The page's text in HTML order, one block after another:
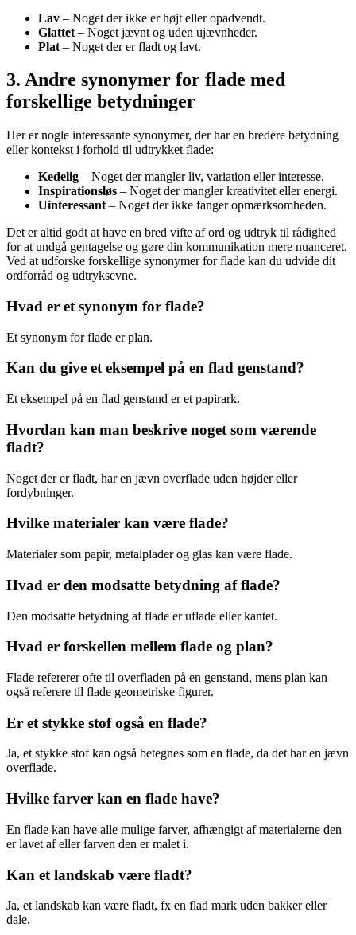
Lav – Noget der ikke er højt eller opadvendt.
Glattet – Noget jævnt og uden ujævnheder.
Plat – Noget der er fladt og lavt.
3. Andre synonymer for flade med
forskellige betydninger
Her er nogle interessante synonymer, der har en bredere betydning
eller kontekst i forhold til udtrykket flade:
Kedelig – Noget der mangler liv, variation eller interesse.
Inspirationsløs – Noget der mangler kreativitet eller energi.
Uinteressant – Noget der ikke fanger opmærksomheden.
Det er altid godt at have en bred vifte af ord og udtryk til rådighed
for at undgå gentagelse og gøre din kommunikation mere nuanceret.
Ved at udforske forskellige synonymer for flade kan du udvide dit
ordforråd og udtryksevne.
Hvad er et synonym for flade?
Et synonym for flade er plan.
Kan du give et eksempel på en flad genstand?
Et eksempel på en flad genstand er et papirark.
Hvordan kan man beskrive noget som værende
fladt?
Noget der er fladt, har en jævn overflade uden højder eller
fordybninger.
Hvilke materialer kan være flade?
Materialer som papir, metalplader og glas kan være flade.
Hvad er den modsatte betydning af flade?
Den modsatte betydning af flade er uflade eller kantet.
Hvad er forskellen mellem flade og plan?
Flade refererer ofte til overfladen på en genstand, mens plan kan
også referere til flade geometriske figurer.
Er et stykke stof også en flade?
Ja, et stykke stof kan også betegnes som en flade, da det har en jævn
overflade.
Hvilke farver kan en flade have?
En flade kan have alle mulige farver, afhængigt af materialerne den
er lavet af eller farven den er malet i.
Kan et landskab være fladt?
Ja, et landskab kan være fladt, fx en flad mark uden bakker eller
dale.